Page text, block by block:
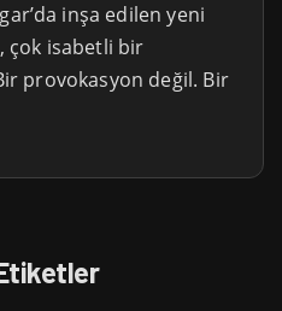
inşa edilen yeni
çok isabetli bir
provokasyon değil. Bir